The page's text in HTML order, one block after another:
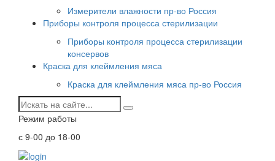
Измерители влажности пр-во Россия
Приборы контроля процесса стерилизации
Приборы контроля процесса стерилизации
консервов
Краска для клеймления мяса
Краска для клеймления мяса пр-во Россия
Режим работы
с 9-00 до 18-00